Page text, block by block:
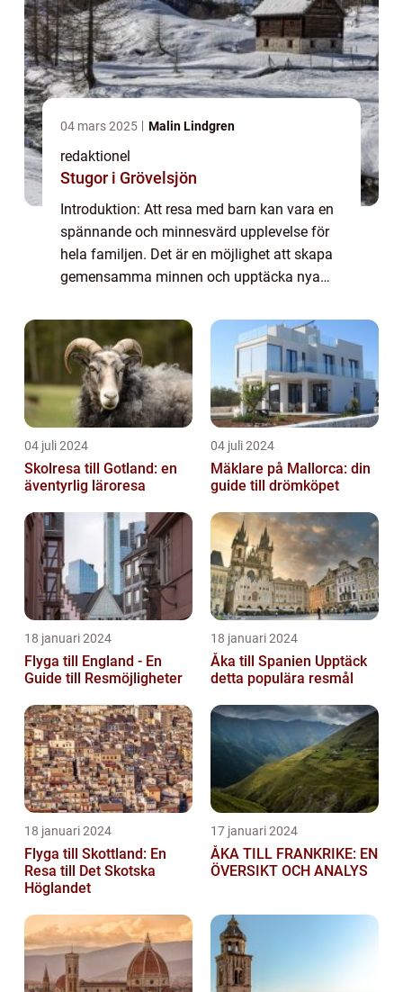
04 mars 2025 Malin Lindgren
redaktionel
Stugor i Grövelsjön
Introduktion: Att resa med barn kan vara en
spännande och minnesvärd upplevelse för
hela familjen. Det är en möjlighet att skapa
gemensamma minnen och upptäcka nya
vi att utforska allt du behöver veta om at...
04 juli 2024
Skolresa till Gotland: en
äventyrlig läroresa
04 juli 2024
Mäklare på Mallorca: din
guide till drömköpet
18 januari 2024
Flyga till England - En
Guide till Resmöjligheter
18 januari 2024
Åka till Spanien Upptäck
detta populära resmål
18 januari 2024
Flyga till Skottland: En
Resa till Det Skotska
Höglandet
17 januari 2024
ÅKA TILL FRANKRIKE: EN
ÖVERSIKT OCH ANALYS